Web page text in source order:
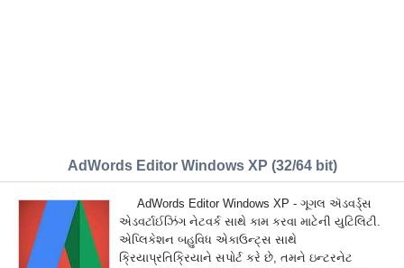
AdWords Editor Windows XP (32/64 bit)
AdWords Editor Windows XP - ગૂગલ ઍડવર્ડ્સ
એડવર્ટાઈઝિંગ નેટવર્ક સાથે કામ કરવા માટેની યુટિલિટી.
એપ્લિકેશન બહુવિધ એકાઉન્ટ્સ સાથે
ક્રિયાપ્રતિક્રિયાને સપોર્ટ કરે છે, તમને ઇન્ટરનેટ